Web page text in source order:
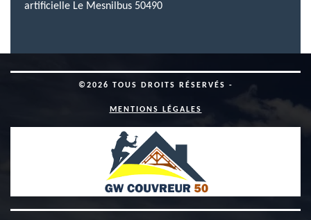
artificielle Le Mesnilbus 50490
©2026 TOUS DROITS RÉSERVÉS -
MENTIONS LÉGALES